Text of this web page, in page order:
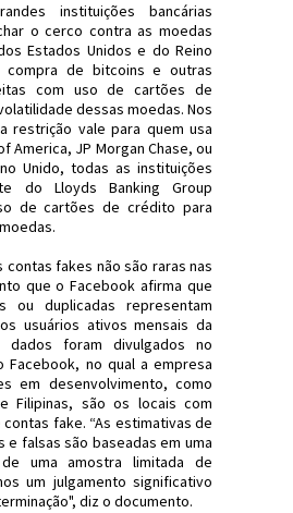
instituições bancárias
o cerco contra as moedas
Estados Unidos e do Reino
compra de bitcoins e outras
com uso de cartões de
dessas moedas. Nos
restrição vale para quem usa
America, JP Morgan Chase, ou
Unido, todas as instituições
do Lloyds Banking Group
de cartões de crédito para
contas fakes não são raras nas
que o Facebook afirma que
ou duplicadas representam
usuários ativos mensais da
foram divulgados no
Facebook, no qual a empresa
em desenvolvimento, como
Filipinas, são os locais com
fake. “As estimativas de
e falsas são baseadas em uma
uma amostra limitada de
um julgamento significativo
diz o documento.